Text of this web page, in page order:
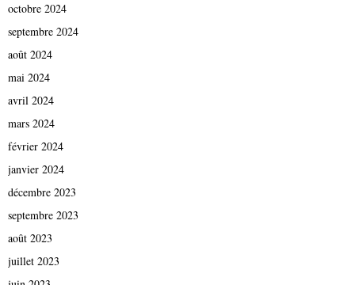
octobre 2024
septembre 2024
août 2024
mai 2024
avril 2024
mars 2024
février 2024
janvier 2024
décembre 2023
septembre 2023
août 2023
juillet 2023